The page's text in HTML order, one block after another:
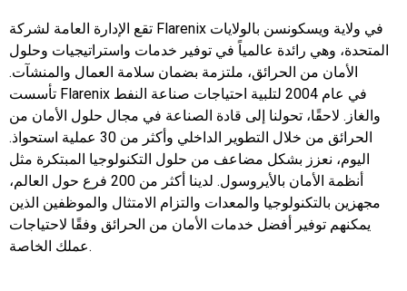
تقع الإدارة العامة لشركة Flarenix في ولاية ويسكونسن بالولايات
المتحدة، وهي رائدة عالمياً في توفير خدمات واستراتيجيات وحلول
الأمان من الحرائق، ملتزمة بضمان سلامة العمال والمنشآت.
تأسست Flarenix في عام 2004 لتلبية احتياجات صناعة النفط
والغاز. لاحقًا، تحولنا إلى قادة الصناعة في مجال حلول الأمان من
الحرائق من خلال التطوير الداخلي وأكثر من 30 عملية استحواذ.
اليوم، نعزز بشكل مضاعف من حلول التكنولوجيا المبتكرة مثل
أنظمة الأمان بالأيروسول. لدينا أكثر من 200 فرع حول العالم،
مجهزين بالتكنولوجيا والمعدات والتزام الامتثال والموظفين الذين
يمكنهم توفير أفضل خدمات الأمان من الحرائق وفقًا لاحتياجات
عملك الخاصة.